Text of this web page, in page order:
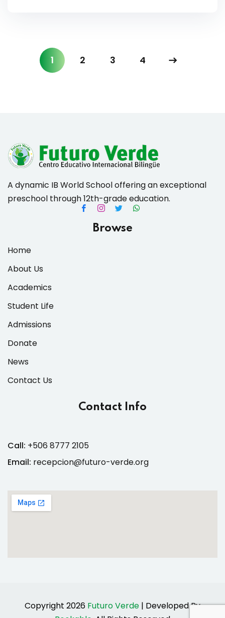
1 2 3 4
A dynamic IB World School offering an exceptional
preschool through 12th-grade education.
Browse
Home
About Us
Academics
Student Life
Admissions
Donate
News
Contact Us
Contact Info
Call: +506 8777 2105
Email: recepcion@futuro-verde.org
Copyright 2026 Futuro Verde | Developed By